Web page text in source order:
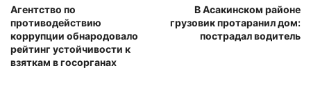
Агентство по
противодействию
коррупции обнародовало
рейтинг устойчивости к
взяткам в госорганах
В Асакинском районе
грузовик протаранил дом:
пострадал водитель